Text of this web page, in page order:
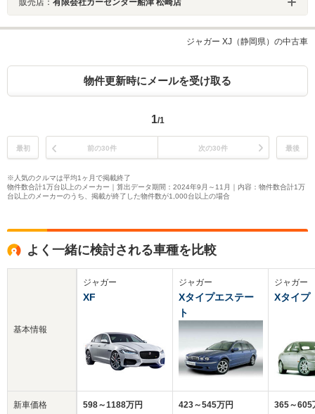
販売店： 有限会社カーセンター船津 松崎店
ジャガー XJ（静岡県）の中古車
物件更新時にメールを受け取る
1/1
最初 前の30件 次の30件 最後
※人気のクルマは平均1ヶ月で掲載終了
物件数合計1万台以上のメーカー｜算出データ期間：2024年9月～11月｜内容：物件数合計1万
台以上のメーカーのうち、掲載が終了した物件数が1,000台以上の場合
よく一緒に検討される車種を比較
基本情報
新車価格
ジャガー
XF
598～1188万円
ジャガー
Xタイプエステー
ト
423～545万円
ジャガー
Xタイプ
365～605